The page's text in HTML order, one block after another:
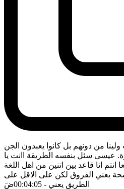
من دونهم بل كانوا يعبدون الجن
عيسى سئل بنفسه الطريقة اانت يا
انا قاعد بين اتنين من اهل اللغة
يعني الفروق لكن على الاقل على
الطريق يعني - 00:04:05 ضَ